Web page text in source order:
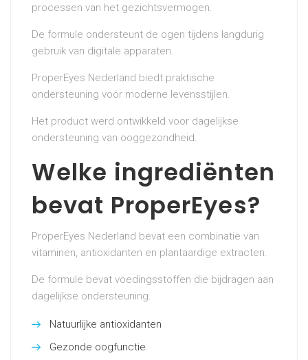
processen van het gezichtsvermogen.
De formule ondersteunt de ogen tijdens langdurig
gebruik van digitale apparaten.
ProperEyes Nederland biedt praktische
ondersteuning voor moderne levensstijlen.
Het product werd ontwikkeld voor dagelijkse
ondersteuning van ooggezondheid.
Welke ingrediënten
bevat ProperEyes?
ProperEyes Nederland bevat een combinatie van
vitaminen, antioxidanten en plantaardige extracten.
De formule bevat voedingsstoffen die bijdragen aan
dagelijkse ondersteuning.
Natuurlijke antioxidanten
Gezonde oogfunctie